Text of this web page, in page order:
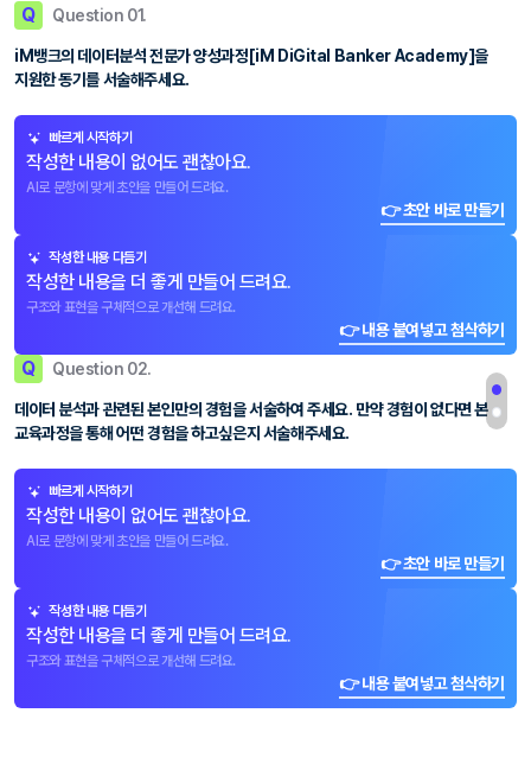
Q Question 01.
iM뱅크의 데이터분석 전문가 양성과정[iM DiGital Banker Academy]을
지원한 동기를 서술해주세요.
빠르게 시작하기
작성한 내용이 없어도 괜찮아요.
AI로 문항에 맞게 초안을 만들어 드려요.
👉 초안 바로 만들기
작성한 내용 다듬기
작성한 내용을 더 좋게 만들어 드려요.
구조와 표현을 구체적으로 개선해 드려요.
👉 내용 붙여넣고 첨삭하기
Q Question 02.
데이터 분석과 관련된 본인만의 경험을 서술하여 주세요. 만약 경험이 없다면 본
교육과정을 통해 어떤 경험을 하고싶은지 서술해주세요.
빠르게 시작하기
작성한 내용이 없어도 괜찮아요.
AI로 문항에 맞게 초안을 만들어 드려요.
👉 초안 바로 만들기
작성한 내용 다듬기
작성한 내용을 더 좋게 만들어 드려요.
구조와 표현을 구체적으로 개선해 드려요.
👉 내용 붙여넣고 첨삭하기